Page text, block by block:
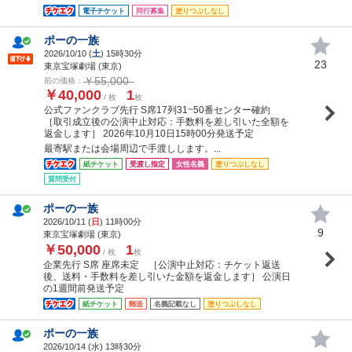
電子チケット 同行募集 塗りつぶしなし
ポーの一族
2026/10/10 (土) 15時30分
東京宝塚劇場 (東京)
前の価格： ￥55,000
￥40,000 / 枚 1枚
公式ファンクラブ先行 S席17列31~50番センター確約
［取引成立後の公演中止対応：手数料を差し引いた全額を
返金します］ 2026年10月10日15時00分発送予定
最寄駅または会場周辺で手渡しします。...
紙チケット 受渡し指定 女性名義
塗りつぶしなし
質問受付
23
ポーの一族
2026/10/11 (日) 11時00分
東京宝塚劇場 (東京)
￥50,000 / 枚 1枚
企業先行 S席 座席未定 ［公演中止対応：チケット返送
後、送料・手数料を差し引いた金額を返金します］ 公演日
の1週間前発送予定
紙チケット 郵送 名義記載なし 塗りつぶしなし
9
ポーの一族
2026/10/14 (水) 13時30分